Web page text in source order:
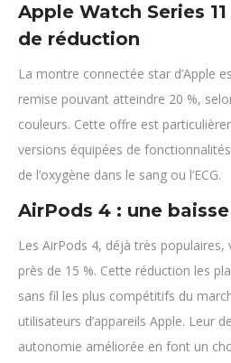
Apple Watch Series 11
de réduction
La montre connectée star d’Apple
remise pouvant atteindre 20 %,
couleurs. Cette offre est
versions équipées de
de l’oxygène dans le sang ou l’ECG.
AirPods 4 : une
Les AirPods 4, déjà très
près de 15 %. Cette réduction les
sans fil les plus compétitifs du
utilisateurs d’appareils Apple. Leur
autonomie améliorée en font un